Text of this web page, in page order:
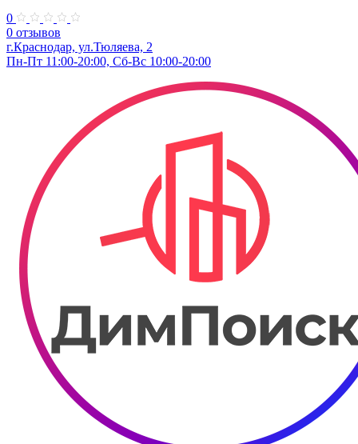
0
0 отзывов
г.Краснодар, ул.Тюляева, 2
Пн-Пт 11:00-20:00, Сб-Вс 10:00-20:00